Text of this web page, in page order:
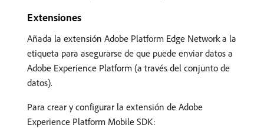
Extensiones
Añada la extensión Adobe Platform Edge Network a la
etiqueta para asegurarse de que puede enviar datos a
Adobe Experience Platform (a través del conjunto de
datos).
Para crear y configurar la extensión de Adobe
Experience Platform Mobile SDK: